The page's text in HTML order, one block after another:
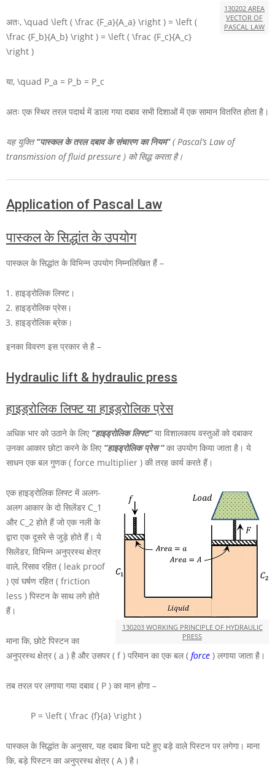
130202 AREA
VECTOR OF
PASCAL LAW
अतः, \quad \left ( \frac {F_a}{A_a} \right ) = \left (
\frac {F_b}{A_b} \right ) = \left ( \frac {F_c}{A_c}
\right )
या, \quad P_a = P_b = P_c
अतः एक स्थिर तरल पदार्थ में डाला गया दबाव सभी दिशाओं में एक सामान वितरित होता है।
यह युक्ति“पास्कल के तरल दबाव के संचारण का नियम”( Pascal’s Law of
transmission of fluid pressure ) को सिद्ध करता है।
Application of Pascal Law
पास्कल के सिद्धांत के उपयोग
पास्कल के सिद्धांत के विभिन्न उपयोग निम्नलिखित हैं –
हाइड्रोलिक लिफ्ट।
हाइड्रोलिक प्रेस।
हाइड्रोलिक ब्रेक।
इनका विवरण इस प्रकार से है –
Hydraulic lift & hydraulic press
हाइड्रोलिक लिफ्ट याहाइड्रोलिकप्रेस
अधिक भार को उठाने के लिए “हाइड्रोलिक लिफ्ट”या विशालकाय वस्तुओं को दबाकर
उनका आकार छोटा करने के लिए “हाइड्रोलिक प्रेस “का उपयोग किया जाता है। ये
साधन एक बल गुणक ( force multiplier ) की तरह कार्य करते हैं।
130203 WORKING PRINCIPLE OF HYDRAULIC
PRESS
एक हाइड्रोलिक लिफ्ट में अलग-
अलग आकार के दो सिलेंडर C_1
और C_2 होते हैं जो एक नली के
द्वारा एक दूसरे से जुड़े होते हैं। ये
सिलेंडर, विभिन्न अनुप्रस्थ क्षेत्र
वाले, रिसाव रहित ( leak proof
) एवं घर्षण रहित ( friction
less ) पिस्टन के साथ लगे होते
हैं।
माना कि, छोटे पिस्टन का
अनुप्रस्थ क्षेत्र ( a ) है और उसपर ( f ) परिमान का एक बल ( force ) लगाया जाता है।
तब तरल पर लगाया गया दबाव ( P ) का मान होगा –
P = \left ( \frac {f}{a} \right )
पास्कल के सिद्धांत के अनुसार, यह दबाव बिना घटे हुए बड़े वाले पिस्टन पर लगेगा। माना
कि, बड़े पिस्टन का अनुप्रस्थ क्षेत्र ( A ) है।